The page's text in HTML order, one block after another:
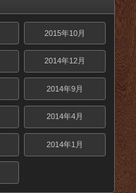
2015年10月
2014年12月
2014年9月
2014年4月
2014年1月